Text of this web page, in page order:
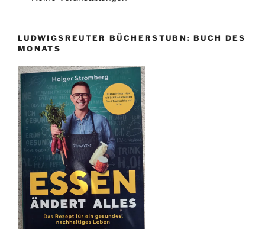
LUDWIGSREUTER BÜCHERSTUBN: BUCH DES
MONATS